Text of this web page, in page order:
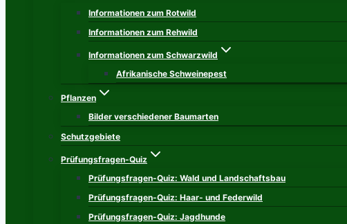
Informationen zum Rotwild
Informationen zum Rehwild
Informationen zum Schwarzwild
Afrikanische Schweinepest
Pflanzen
Bilder verschiedener Baumarten
Schutzgebiete
Prüfungsfragen-Quiz
Prüfungsfragen-Quiz: Wald und Landschaftsbau
Prüfungsfragen-Quiz: Haar- und Federwild
Prüfungsfragen-Quiz: Jagdhunde